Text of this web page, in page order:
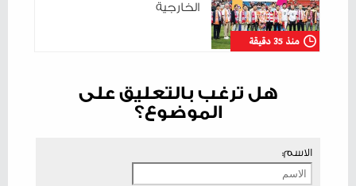
منذ 35 دقيقة
الخارجية
هل ترغب بالتعليق على
الموضوع؟
الاسم: